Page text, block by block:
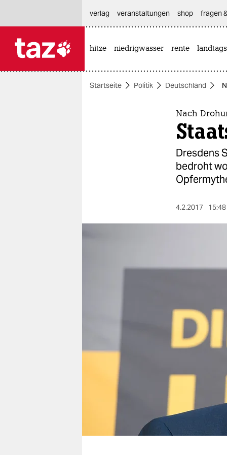
themen
fragen & hilfe
genossenschaft
verlag
veranstaltungen shop fragen
hitze niedrigwasser rente
Startseite Politik Deutschland
Nach
Dresdens
bedroht
4.2.2017